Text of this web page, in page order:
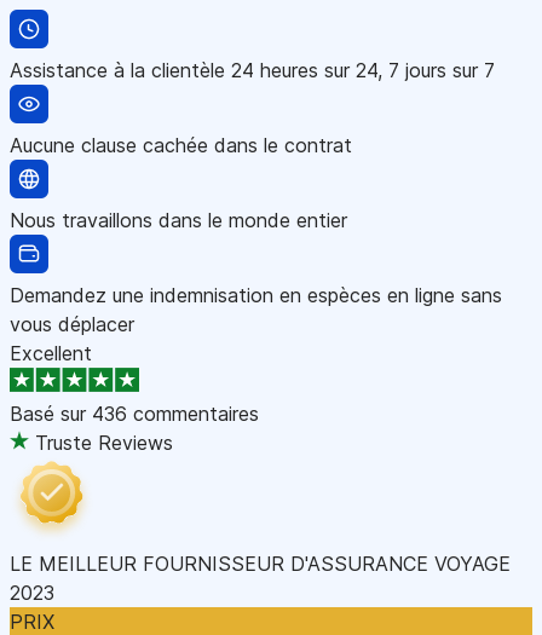
Assistance à la clientèle 24 heures sur 24, 7 jours sur 7
Aucune clause cachée dans le contrat
Nous travaillons dans le monde entier
Demandez une indemnisation en espèces en ligne sans
vous déplacer
Excellent
Basé sur 436 commentaires
Truste Reviews
LE MEILLEUR FOURNISSEUR D'ASSURANCE VOYAGE
2023
PRIX